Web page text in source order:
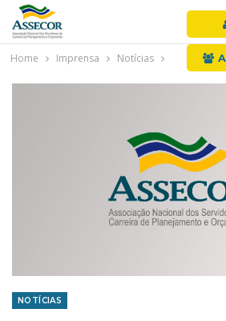
Home Imprensa Notícias
NOTÍCIAS